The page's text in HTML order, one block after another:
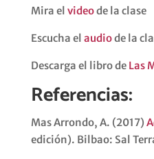
Mira el videode la clase
Escucha el audiode la
Descarga el libro de Las
Referencias:
Mas Arrondo, A. (2017)
edición). Bilbao: Sal